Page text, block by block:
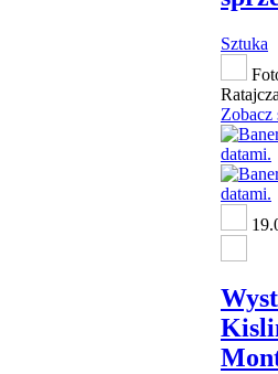
Sztuka
Zobacz